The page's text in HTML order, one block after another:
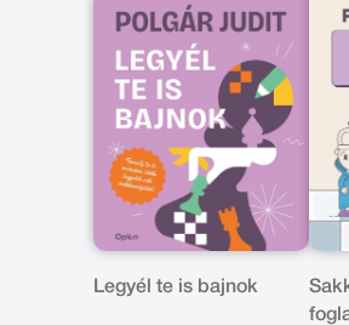
Legyél te is bajnok